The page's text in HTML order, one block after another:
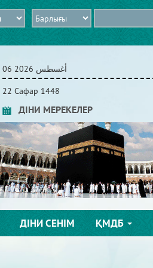
06 أغسطس 2026
22 Сафар 1448
ДІНИ МЕРЕКЕЛЕР
ДІНИ СЕНІМ ҚМДБ